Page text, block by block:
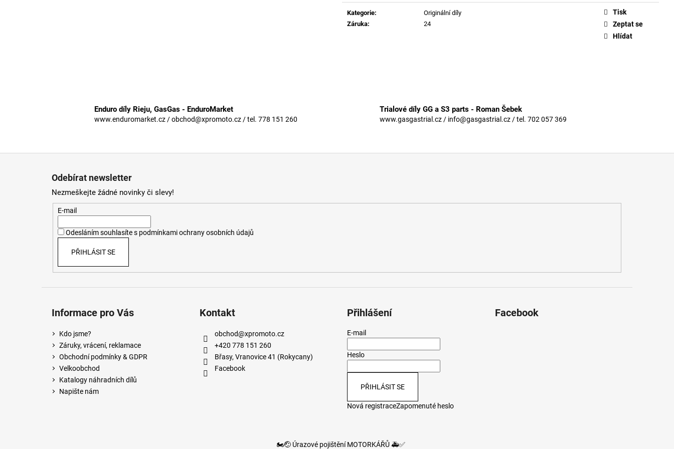
cena:
Kategorie:
Originální díly
Záruka: 24
Tisk
Zeptat se
Hlídat
Enduro díly Rieju, GasGas - EnduroMarket
www.enduromarket.cz / obchod@xpromoto.cz / tel. 778 151 260
Trialové díly GG a S3 parts - Roman Šebek
www.gasgastrial.cz / info@gasgastrial.cz / tel. 702 057 369
Odebírat newsletter
Nezmeškejte žádné novinky či slevy!
E-mail
Odesláním souhlasíte s podmínkami ochrany osobních údajů
PŘIHLÁSIT SE
Informace pro Vás
Kdo jsme?
Záruky, vrácení, reklamace
Obchodní podmínky & GDPR
Velkoobchod
Katalogy náhradních dílů
Napište nám
Kontakt
obchod@xpromoto.cz
+420 778 151 260
Břasy, Vranovice 41 (Rokycany)
Facebook
Přihlášení
E-mail
Heslo
PŘIHLÁSIT SE
Nová registraceZapomenuté heslo
Facebook
🏍️🤕 Úrazové pojištění MOTORKÁŘŮ 🚑✅